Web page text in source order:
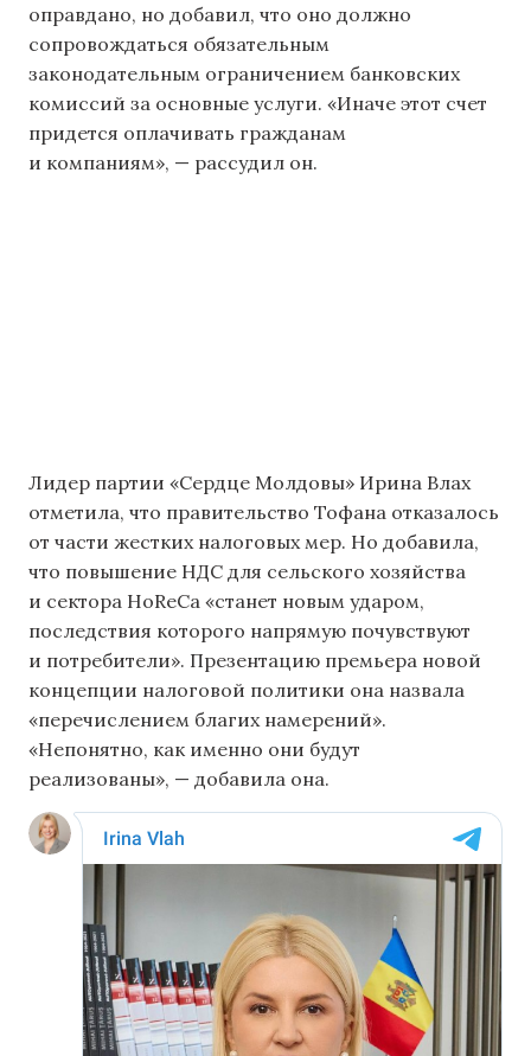
оправдано, но добавил, что оно должно
сопровождаться обязательным
законодательным ограничением банковских
комиссий за основные услуги. «Иначе этот счет
придется оплачивать гражданам
и компаниям», — рассудил он.
Лидер партии «Сердце Молдовы» Ирина Влах
отметила, что правительство Тофана отказалось
от части жестких налоговых мер. Но добавила,
что повышение НДС для сельского хозяйства
и сектора HoReCa «станет новым ударом,
последствия которого напрямую почувствуют
и потребители». Презентацию премьера новой
концепции налоговой политики она назвала
«перечислением благих намерений».
«Непонятно, как именно они будут
реализованы», — добавила она.